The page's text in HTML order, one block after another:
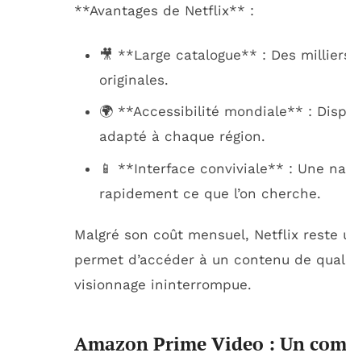
**Avantages de Netflix** :
🎥 **Large catalogue** : Des
originales.
🌍 **Accessibilité mondiale** :
adapté à chaque région.
📱 **Interface conviviale** : Une
rapidement ce que l’on cherche.
Malgré son coût mensuel, Netflix reste
permet d’accéder à un contenu de
visionnage ininterrompue.
Amazon Prime Video : Un